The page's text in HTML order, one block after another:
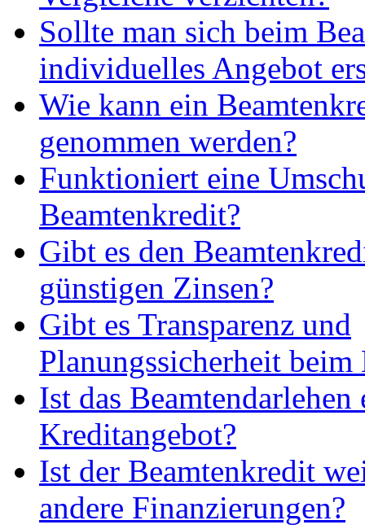
Sollte man sich beim
individuelles Angebot
Wie kann ein
genommen werden?
Funktioniert eine
Beamtenkredit?
Gibt es den
günstigen Zinsen?
Gibt es Transparenz und
Planungssicherheit beim
Ist das Beamtendarlehen
Kreditangebot?
Ist der Beamtenkredit
andere Finanzierungen?